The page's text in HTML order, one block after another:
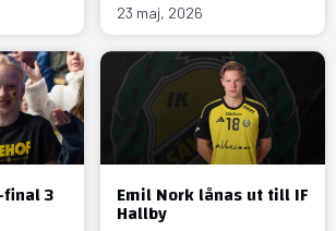
23 maj, 2026
3 Emil Nork lånas ut till IF
Hallby